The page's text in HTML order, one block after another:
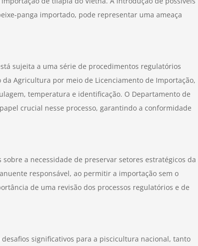
panga importado, pode representar uma ameaça
sujeita a uma série de procedimentos regulatórios
Agricultura por meio de Licenciamento de Importação,
temperatura e identificação. O Departamento de
crucial nesse processo, garantindo a conformidade
a necessidade de preservar setores estratégicos da
responsável, ao permitir a importação sem o
de uma revisão dos processos regulatórios e de
significativos para a piscicultura nacional, tanto